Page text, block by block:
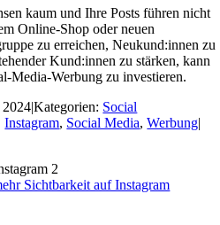
kaum und Ihre Posts führen nicht
Online-Shop oder neuen
zu erreichen, Neukund:innen zu
Kund:innen zu stärken, kann
Media-Werbung zu investieren.
2024|Kategorien: Social
Instagram, Social Media,Werbung|
Sichtbarkeit auf Instagram